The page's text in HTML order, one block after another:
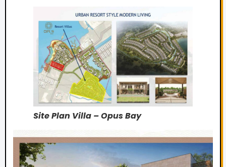
Site Plan Villa – Opus Bay